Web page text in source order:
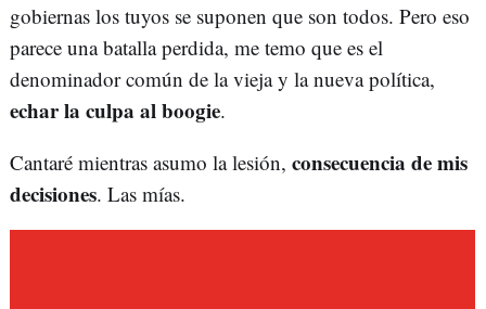
gobiernas los tuyos se suponen que son todos. Pero eso
parece una batalla perdida, me temo que es el
denominador común de la vieja y la nueva política,
echar la culpa al boogie.
Cantaré mientras asumo la lesión, consecuencia de mis
decisiones. Las mías.